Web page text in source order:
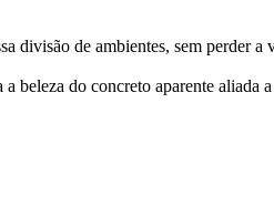
divisão de ambientes, sem perder
beleza do concreto aparente aliada